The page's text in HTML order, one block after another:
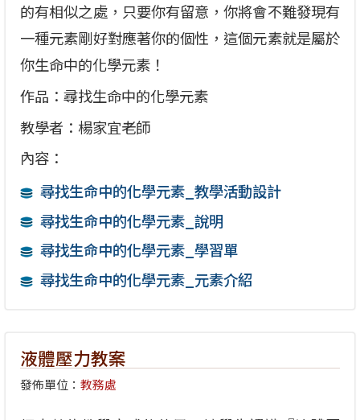
的有相似之處，只要你有留意，你將會不難發現有
一種元素剛好對應著你的個性，這個元素就是屬於
你生命中的化學元素！
作品：尋找生命中的化學元素
教學者：楊家宜老師
內容：
尋找生命中的化學元素_教學活動設計
尋找生命中的化學元素_說明
尋找生命中的化學元素_學習單
尋找生命中的化學元素_元素介紹
液體壓力教案
發佈單位：教務處